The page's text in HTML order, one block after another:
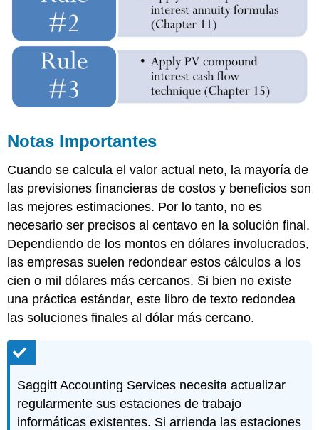
Notas Importantes
Cuando se calcula el valor actual neto, la mayoría de
las previsiones financieras de costos y beneficios son
las mejores estimaciones. Por lo tanto, no es
necesario ser precisos al centavo en la solución final.
Dependiendo de los montos en dólares involucrados,
las empresas suelen redondear estos cálculos a los
cien o mil dólares más cercanos. Si bien no existe
una práctica estándar, este libro de texto redondea
las soluciones finales al dólar más cercano.
Saggitt Accounting Services necesita actualizar
regularmente sus estaciones de trabajo
informáticas existentes. Si arrienda las estaciones